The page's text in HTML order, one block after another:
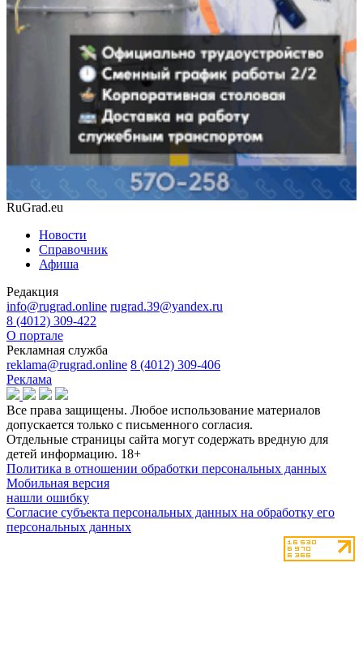
RuGrad.eu
Новости
Справочник
Афиша
Редакция
info@rugrad.online rugrad.39@yandex.ru
8 (4012) 309-422
О портале
Рекламная служба
reklama@rugrad.online 8 (4012) 309-406
Реклама
Все права защищены. Любое использование материалов
допускается только с письменного согласия.
Отдельные страницы сайта могут содержать вредную для
детей информацию. 18+
Политика в отношении обработки персональных данных
Мобильная версия
нашли ошибку
Согласие субъекта персональных данных на обработку его
персональных данных